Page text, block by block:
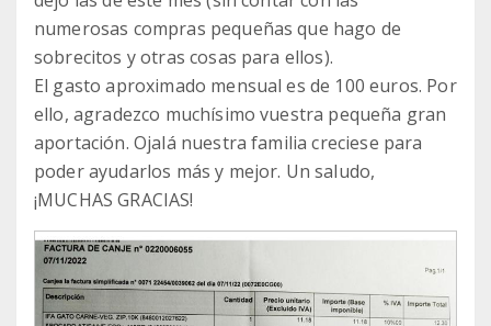
numerosas compras pequeñas que hago de
sobrecitos y otras cosas para ellos).
El gasto aproximado mensual es de 100 euros. Por
ello, agradezco muchísimo vuestra pequeña gran
aportación. Ojalá nuestra familia creciese para
poder ayudarlos más y mejor. Un saludo,
¡MUCHAS GRACIAS!